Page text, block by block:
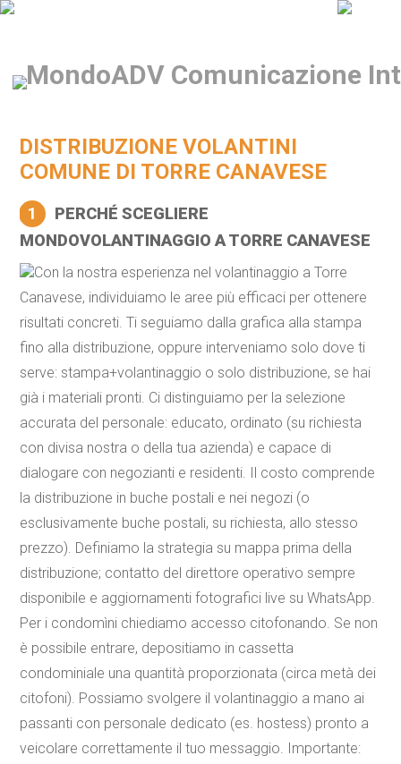
DISTRIBUZIONE VOLANTINI
COMUNE DI TORRE CANAVESE
1
PERCHÉ SCEGLIERE
MONDOVOLANTINAGGIO A TORRE CANAVESE
Con la nostra esperienza nel volantinaggio a Torre
Canavese, individuiamo le aree più efficaci per ottenere
risultati concreti. Ti seguiamo dalla grafica alla stampa
fino alla distribuzione, oppure interveniamo solo dove ti
serve: stampa+volantinaggio o solo distribuzione, se hai
già i materiali pronti. Ci distinguiamo per la selezione
accurata del personale: educato, ordinato (su richiesta
con divisa nostra o della tua azienda) e capace di
dialogare con negozianti e residenti. Il costo comprende
la distribuzione in buche postali e nei negozi (o
esclusivamente buche postali, su richiesta, allo stesso
prezzo). Definiamo la strategia su mappa prima della
distribuzione; contatto del direttore operativo sempre
disponibile e aggiornamenti fotografici live su WhatsApp.
Per i condomìni chiediamo accesso citofonando. Se non
è possibile entrare, depositiamo in cassetta
condominiale una quantità proporzionata (circa metà dei
citofoni). Possiamo svolgere il volantinaggio a mano ai
passanti con personale dedicato (es. hostess) pronto a
veicolare correttamente il tuo messaggio. Importante: